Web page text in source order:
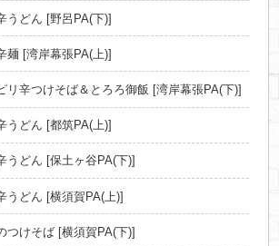
うどん [野呂PA(下)]
麺 [湾岸幕張PA(上)]
リ辛つけそば＆とろろ御飯 [湾岸幕張PA(下)]
うどん [都筑PA(上)]
うどん [保土ヶ谷PA(下)]
うどん [横須賀PA(上)]
つけそば [横須賀PA(下)]